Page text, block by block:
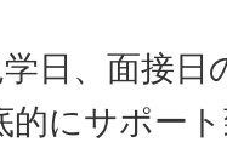
日、面接日
的にサポー